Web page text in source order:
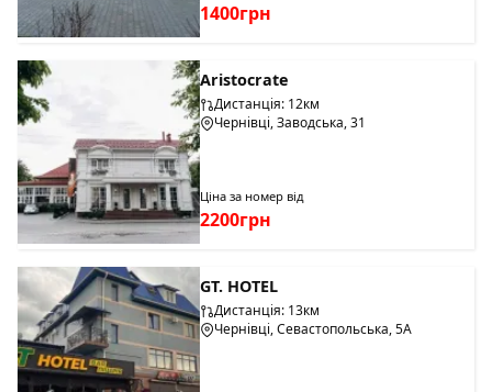
1400грн
Aristocrate
Дистанція: 12км
Чернівці, Заводська, 31
Ціна за номер від
2200грн
GT. HOTEL
Дистанція: 13км
Чернівці, Севастопольська, 5А